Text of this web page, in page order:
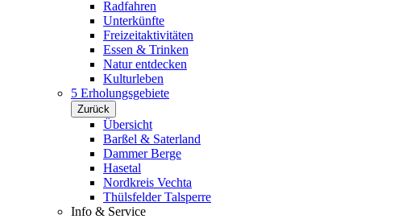
Radfahren
Unterkünfte
Freizeitaktivitäten
Essen & Trinken
Natur entdecken
Kulturleben
5 Erholungsgebiete
Zurück
Übersicht
Barßel & Saterland
Dammer Berge
Hasetal
Nordkreis Vechta
Thülsfelder Talsperre
Info & Service